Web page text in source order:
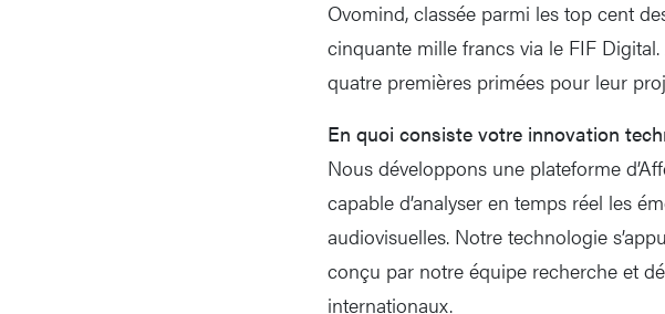
Ovomind, classée parmi les top cent
cinquante mille francs via le FIF
quatre premières primées pour leur
En quoi consiste votre innovation
Nous développons une plateforme
capable d’analyser en temps réel les
audiovisuelles. Notre technologie
conçu par notre équipe recherche et
internationaux.